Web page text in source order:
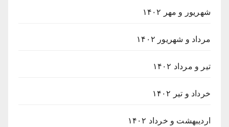
شهریور و مهر ۱۴۰۲
مرداد و شهریور ۱۴۰۲
تیر و مرداد ۱۴۰۲
خرداد و تیر ۱۴۰۲
اردیبهشت و خرداد ۱۴۰۲